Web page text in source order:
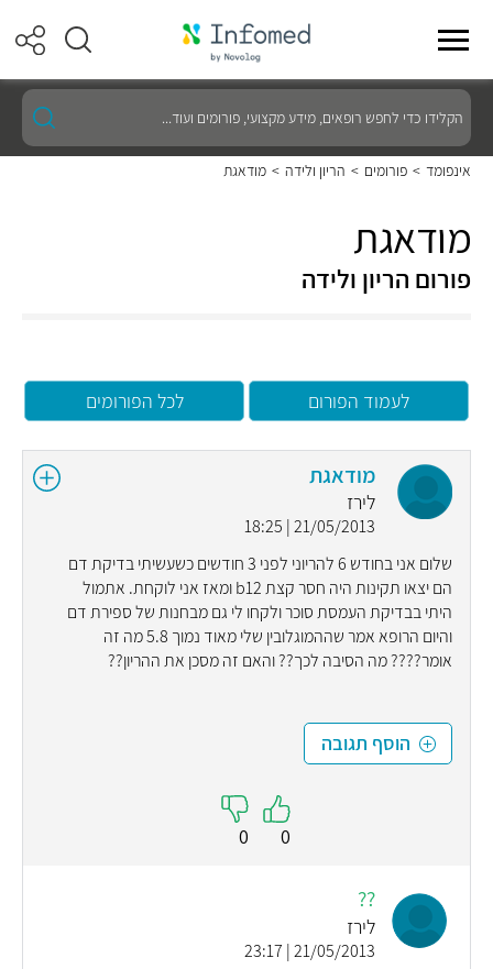
הקלידו
כדי
לחפש
רופאים,
מידע
ועוד...
אינפומד > פורומים > הריון ולידה > מודאגת
מודאגת
פורום הריון ולידה
לעמוד הפורום לכל הפורומים
מודאגת
לירז
21/05/2013 | 18:25
שלום אני בחודש 6 להריוני לפני 3 חודשים כשעשיתי בדיקת דם
הם יצאו תקינות היה חסר קצת b12 ומאז אני לוקחת. אתמול
היתי בבדיקת העמסת סוכר ולקחו לי גם מבחנות של ספירת דם
והיום הרופא אמר שההמוגלובין שלי מאוד נמוך 5.8 מה זה
אומר???? מה הסיבה לכך?? והאם זה מסכן את ההריון??
הוסף תגובה
0
0
??
לירז
21/05/2013 | 23:17